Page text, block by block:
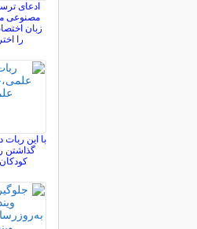
ادعای
مصنوعی
زبان
را
با این ربات
گذاشتن